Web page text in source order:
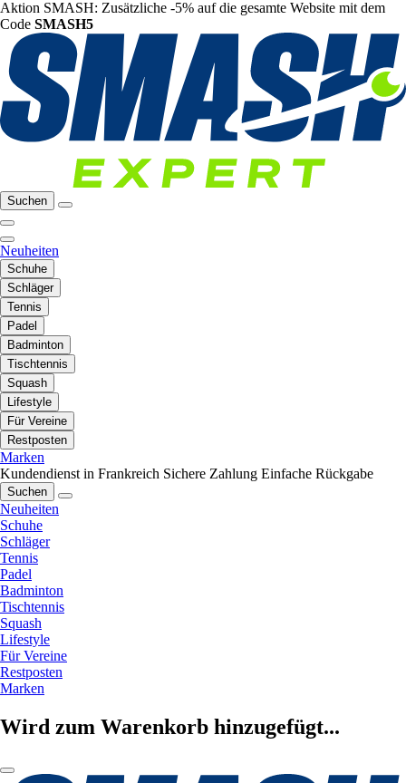
Aktion SMASH: Zusätzliche -5% auf die gesamte Website mit dem
Code SMASH5
Suchen
Neuheiten
Schuhe
Schläger
Tennis
Padel
Badminton
Tischtennis
Squash
Lifestyle
Für Vereine
Restposten
Marken
Kundendienst in Frankreich Sichere Zahlung Einfache Rückgabe
Suchen
Neuheiten
Schuhe
Schläger
Tennis
Padel
Badminton
Tischtennis
Squash
Lifestyle
Für Vereine
Restposten
Marken
Wird zum Warenkorb hinzugefügt...